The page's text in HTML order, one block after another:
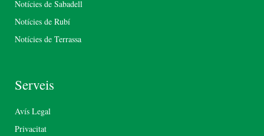
Notícies de Sabadell
Notícies de Rubí
Notícies de Terrassa
Serveis
Avís Legal
Privacitat